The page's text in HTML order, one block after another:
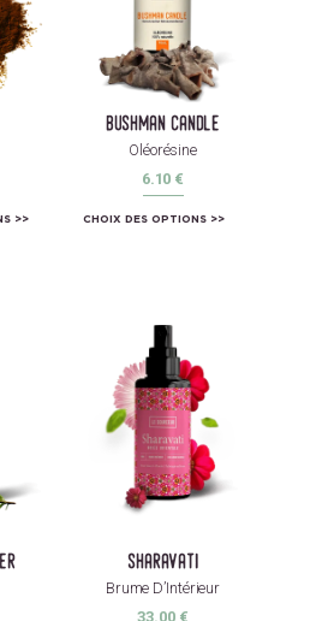
bushman candle
Oléorésine
6.10 €
CHOIX DES OPTIONS
sharavati
Brume D’Intérieur
33.00 €